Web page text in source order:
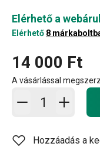
Elérhető a
Elérhető 8
14 000 Ft
A vásárlással
Kosárba -
Hozzáadás a